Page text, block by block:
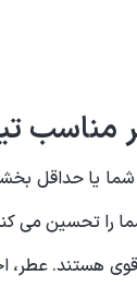
یا حداقل
را تحسین می
قوی هستند.